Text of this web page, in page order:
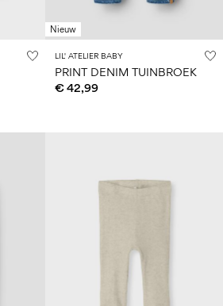
Nieuw
LIL' ATELIER BABY
PRINT DENIM TUINBROEK
€ 42,99